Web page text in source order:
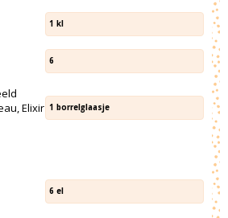
1 kl
6
Elixir 1 borrelglaasje
6 el